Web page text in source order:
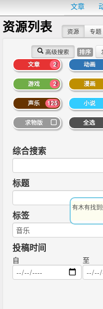
文章
资源列表
高级搜索 排序
资源 专题
2
文章 动画
2
游戏 漫画
125
声乐 小说
求物版 全选
综合搜索
标题
标签
投稿时间
自 至
祝天下所有